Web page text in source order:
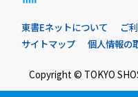
東書Eネットについて ご
サイトマップ
個人情報の
Copyright © TOKYO